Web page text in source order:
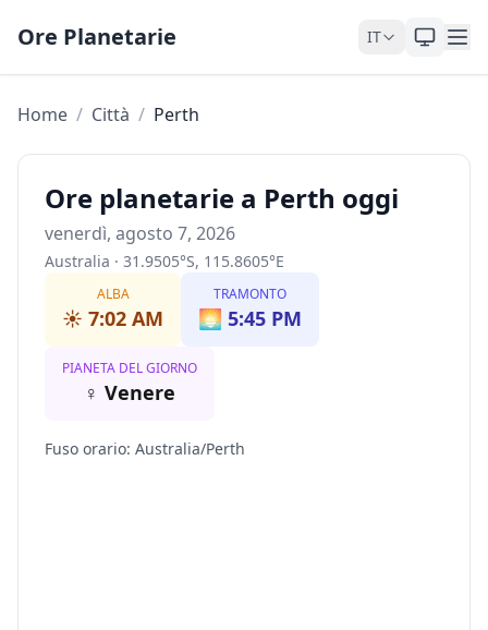
Ore Planetarie IT
Home / Città / Perth
Ore planetarie a Perth oggi
venerdì, agosto 7, 2026
Australia · 31.9505°S, 115.8605°E
ALBA
☀️ 7:02 AM
TRAMONTO
🌅 5:45 PM
PIANETA DEL GIORNO
♀ Venere
Fuso orario: Australia/Perth